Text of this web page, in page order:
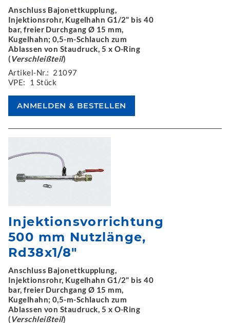
Anschluss Bajonettkupplung,
Injektionsrohr, Kugelhahn G1/2" bis 40
bar, freier Durchgang Ø 15 mm,
Kugelhahn; 0,5-m-Schlauch zum
Ablassen von Staudruck, 5 x O-Ring
(Verschleißteil)
Artikel-Nr.: 21097
VPE:
1 Stück
Injektionsvorrichtung
500 mm Nutzlänge,
Rd38x1/8"
Anschluss Bajonettkupplung,
Injektionsrohr, Kugelhahn G1/2" bis 40
bar, freier Durchgang Ø 15 mm,
Kugelhahn; 0,5-m-Schlauch zum
Ablassen von Staudruck, 5 x O-Ring
(Verschleißteil)